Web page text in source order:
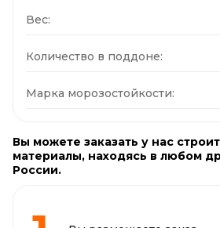
Вес:
Количество в поддоне:
Марка морозостойкости:
Вы можете заказать у нас
материалы, находясь в любом
России.